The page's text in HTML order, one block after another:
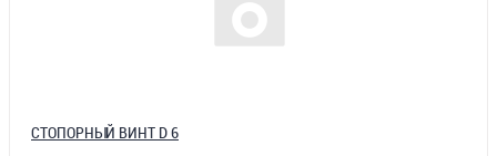
СТОПОРНЫЙ ВИНТ D 6